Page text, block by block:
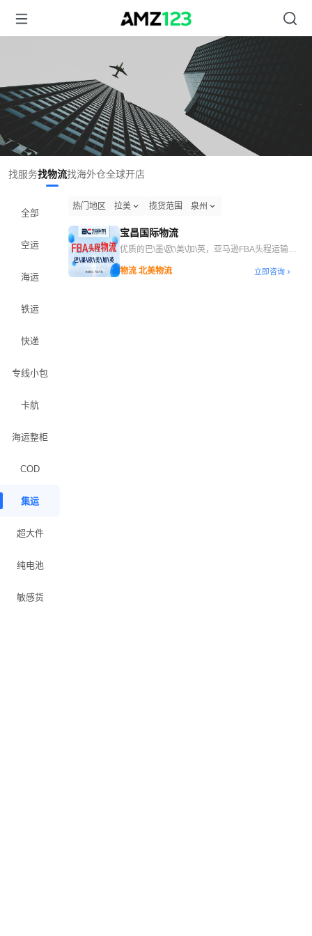
找服务找物流找海外仓全球开店
全部
空运
海运
铁运
快递
专线小包
卡航
海运整柜
COD
集运
超大件
纯电池
敏感货
热门地区 拉美 揽货范围 泉州
宝昌国际物流
优质的巴\墨\欧\美\加\英，亚马逊FBA头程运输服
物流 北美物流
立即咨询